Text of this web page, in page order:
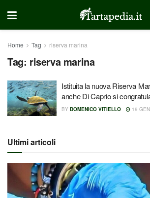
Home Tag riserva marina
Tag: riserva marina
Istituita la nuova Riserva
anche Di Caprio si
BY DOMENICO VITIELLO 19
Ultimi articoli